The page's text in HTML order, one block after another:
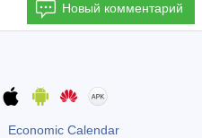
Новый комментарий
Economic Calendar